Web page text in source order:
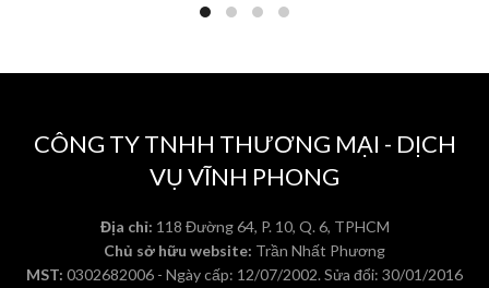
CÔNG TY TNHH THƯƠNG MẠI - DỊCH
VỤ VĨNH PHONG
Địa chỉ: 118 Đường 64, P. 10, Q. 6, TPHCM
Chủ sở hữu website: Trần Nhất Phương
MST: 0302682006 - Ngày cấp: 12/07/2002. Sửa đổi: 30/01/2016